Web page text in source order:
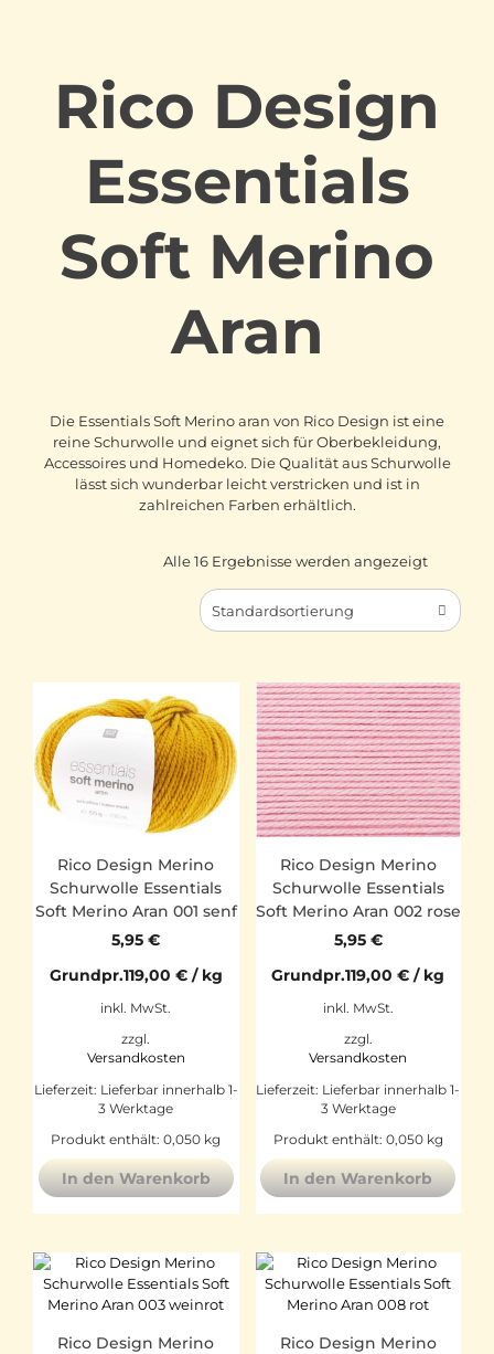
Rico Design
Essentials
Soft Merino
Aran
Die Essentials Soft Merino aran von Rico Design ist eine
reine Schurwolle und eignet sich für Oberbekleidung,
Accessoires und Homedeko. Die Qualität aus Schurwolle
lässt sich wunderbar leicht verstricken und ist in
zahlreichen Farben erhältlich.
Alle 16 Ergebnisse werden angezeigt
Standardsortierung
Rico Design Merino
Schurwolle Essentials
Soft Merino Aran 001 senf
5,95€
Grundpr.119,00 €/ kg
inkl. MwSt.
zzgl.
Versandkosten
Lieferzeit: Lieferbar innerhalb 1-
3 Werktage
Produkt enthält: 0,050 kg
In den Warenkorb
Rico Design Merino
Schurwolle Essentials
Soft Merino Aran 002 rose
5,95 €
Grundpr.119,00€ / kg
inkl. MwSt.
zzgl.
Versandkosten
Lieferzeit: Lieferbar innerhalb 1-
3 Werktage
Produkt enthält: 0,050 kg
In den Warenkorb
Rico Design Merino
Rico Design Merino